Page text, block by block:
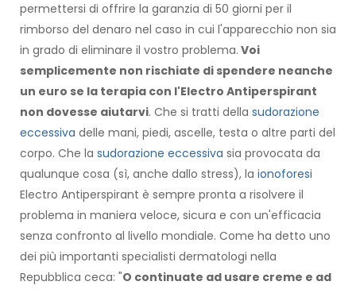
permettersi di offrire la garanzia di 50 giorni per il
rimborso del denaro nel caso in cui l'apparecchio non sia
in grado di eliminare il vostro problema. Voi
semplicemente non rischiate di spendere neanche
un euro se la terapia con l'Electro Antiperspirant
non dovesse aiutarvi. Che si tratti della sudorazione
eccessiva delle mani, piedi, ascelle, testa o altre parti del
corpo. Che la sudorazione eccessiva sia provocata da
qualunque cosa (sì, anche dallo stress), la ionoforesi
Electro Antiperspirant è sempre pronta a risolvere il
problema in maniera veloce, sicura e con un'efficacia
senza confronto al livello mondiale. Come ha detto uno
dei più importanti specialisti dermatologi nella
Repubblica ceca: "O continuate ad usare creme e ad